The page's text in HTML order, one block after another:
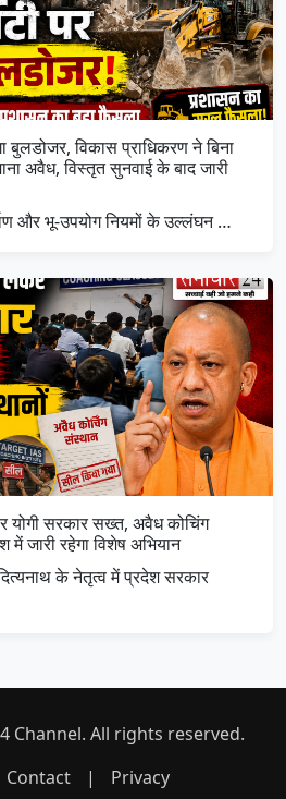
बुलडोजर, विकास प्राधिकरण ने बिना
अवैध, विस्तृत सुनवाई के बाद जारी
और भू-उपयोग नियमों के उल्लंघन …
योगी सरकार सख्त, अवैध कोचिंग
जारी रहेगा विशेष अभियान
के नेतृत्व में प्रदेश सरकार
Channel. All rights reserved.
Contact | Privacy